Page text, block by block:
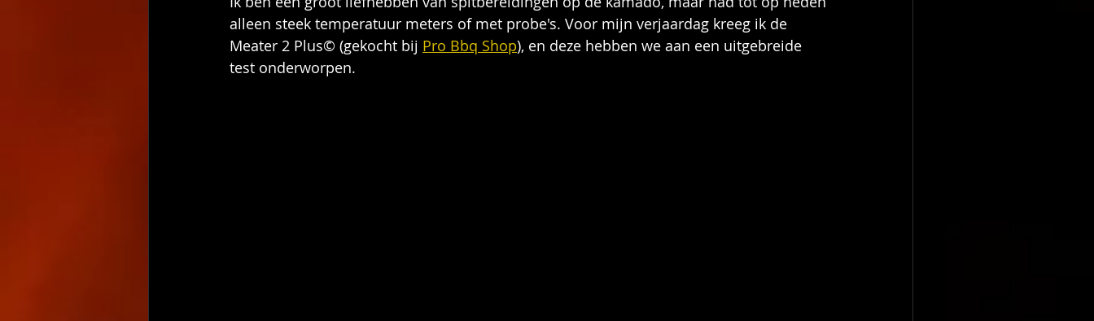
alleen steek temperatuur meters of met probe's. Voor mijn verjaardag kreeg ik de
Meater 2 Plus© (gekocht bij Pro Bbq Shop), en deze hebben we aan een uitgebreide
test onderworpen.